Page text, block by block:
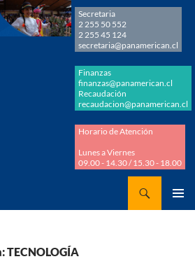
Secretaria
2 255 50 552
2 255 45 124
secretaria@panamerican.cl
Finanzas
finanzas@panamerican.cl
Recaudación
recaudacion@panamerican.cl
Horario de Atención
Lunes a Viernes
09.00 - 14.30 / 15.30 - 18.00
TECNOLOGÍA